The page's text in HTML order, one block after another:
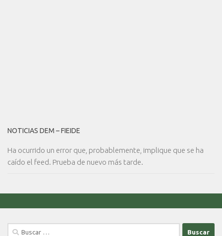
NOTICIAS DEM – FIEIDE
Ha ocurrido un error que, probablemente, implique que se ha
caído el feed. Prueba de nuevo más tarde.
Buscar: